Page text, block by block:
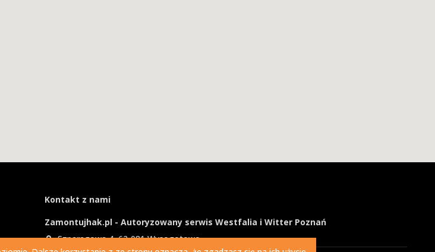
Kontakt z nami
Zamontujhak.pl - Autoryzowany serwis Westfalia i Witter Poznań
Szparagowa 4, 62-081 Wysogotowo